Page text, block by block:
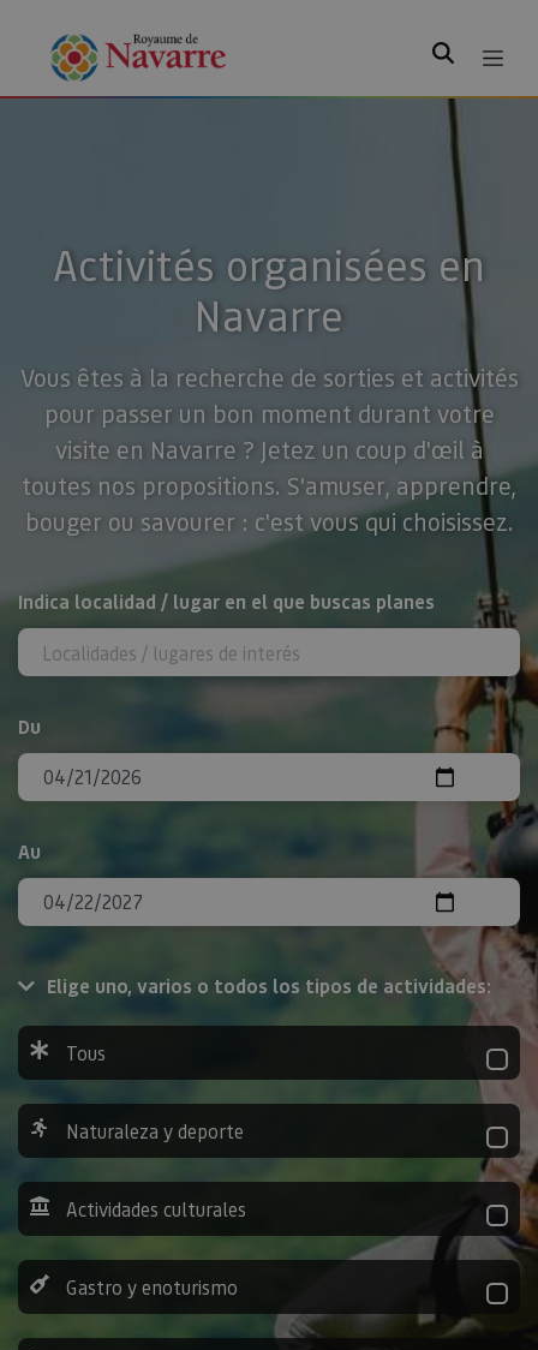
Rechercher
Activités organisées en
Navarre
Vous êtes à la recherche de sorties et activités
pour passer un bon moment durant votre
visite en Navarre ? Jetez un coup d'œil à
toutes nos propositions. S'amuser, apprendre,
bouger ou savourer : c'est vous qui choisissez.
Rechercher
Indica localidad / lugar en el que buscas planes
Du
Au
Elige uno, varios o todos los tipos de actividades:
Tous
Naturaleza y deporte
Actividades culturales
Gastro y enoturismo